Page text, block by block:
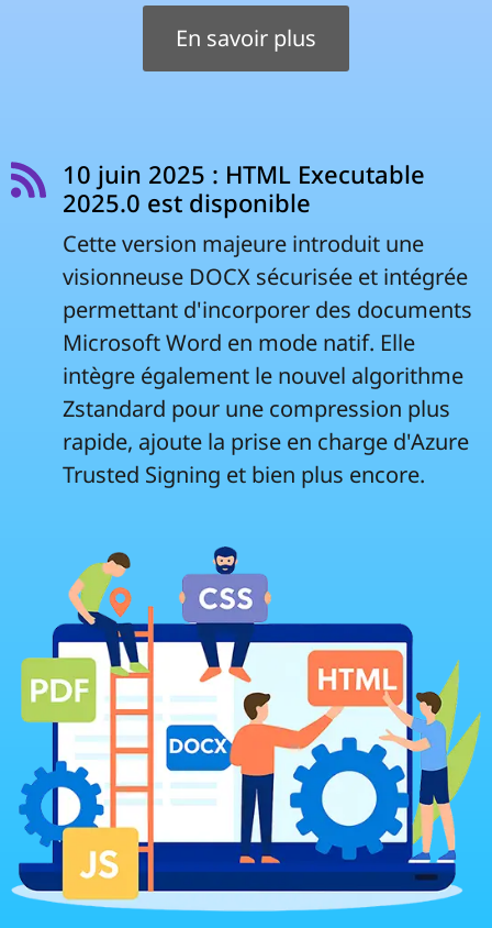
En savoir plus
10 juin 2025 : HTML Executable
2025.0 est disponible
Cette version majeure introduit une
visionneuse DOCX sécurisée et intégrée
permettant d'incorporer des documents
Microsoft Word en mode natif. Elle
intègre également le nouvel algorithme
Zstandard pour une compression plus
rapide, ajoute la prise en charge d'Azure
Trusted Signing et bien plus encore.